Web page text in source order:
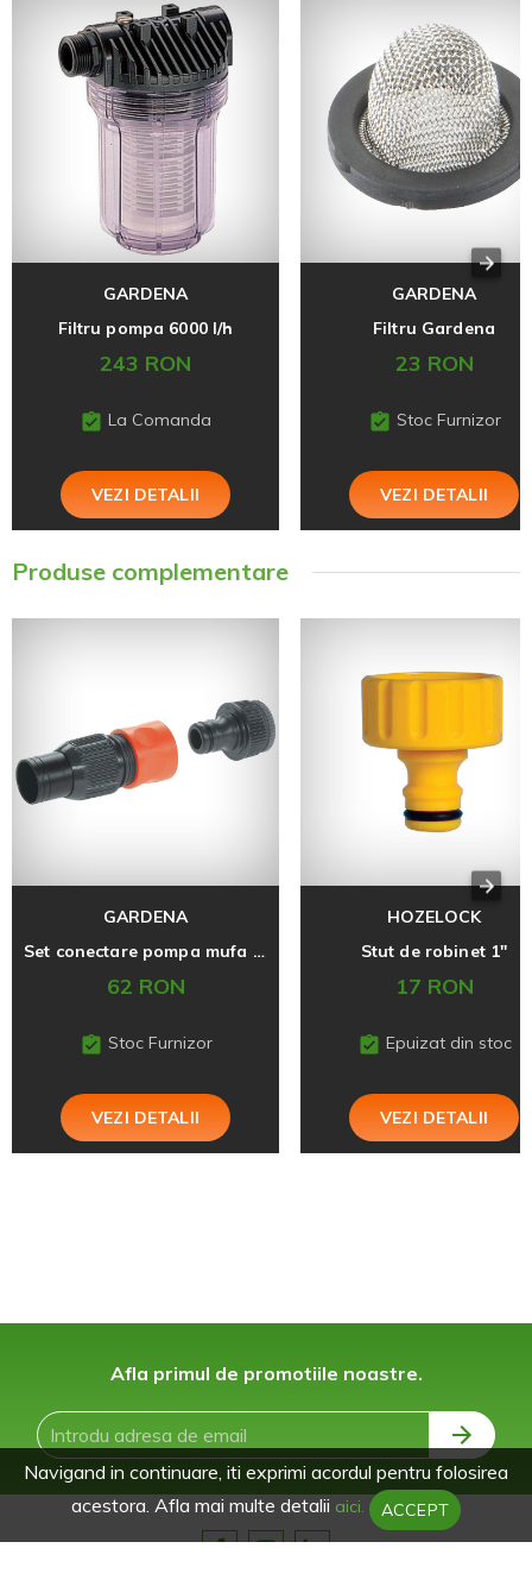
GARDENA
Filtru pompa 6000 l/h
243 RON
La Comanda
VEZI DETALII
GARDENA
Filtru Gardena
23 RON
Stoc Furnizor
VEZI DETALII
Produse complementare
GARDENA
Set conectare pompa mufa 3/4" + stut 1" PROFI
62 RON
Stoc Furnizor
VEZI DETALII
HOZELOCK
Stut de robinet 1"
17 RON
Epuizat din stoc
VEZI DETALII
Afla primul de promotiile noastre.
Navigand in continuare, iti exprimi acordul pentru folosirea
acestora. Afla mai multe detalii aici. ACCEPT